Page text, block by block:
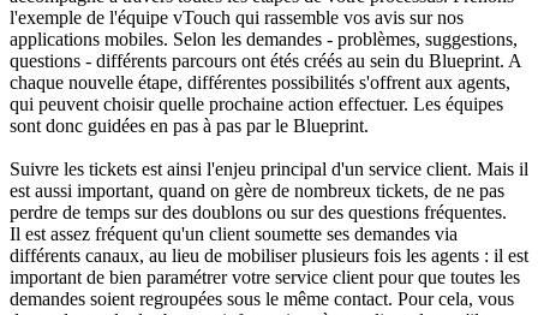
l'exemple de l'équipe vTouch qui rassemble vos avis sur nos
applications mobiles. Selon les demandes - problèmes, suggestions,
questions - différents parcours ont étés créés au sein du Blueprint. A
chaque nouvelle étape, différentes possibilités s'offrent aux agents,
qui peuvent choisir quelle prochaine action effectuer. Les équipes
sont donc guidées en pas à pas par le Blueprint.
Suivre les tickets est ainsi l'enjeu principal d'un service client. Mais il
est aussi important, quand on gère de nombreux tickets, de ne pas
perdre de temps sur des doublons ou sur des questions fréquentes.
Il est assez fréquent qu'un client soumette ses demandes via
différents canaux, au lieu de mobiliser plusieurs fois les agents : il est
important de bien paramétrer votre service client pour que toutes les
demandes soient regroupées sous le même contact. Pour cela, vous